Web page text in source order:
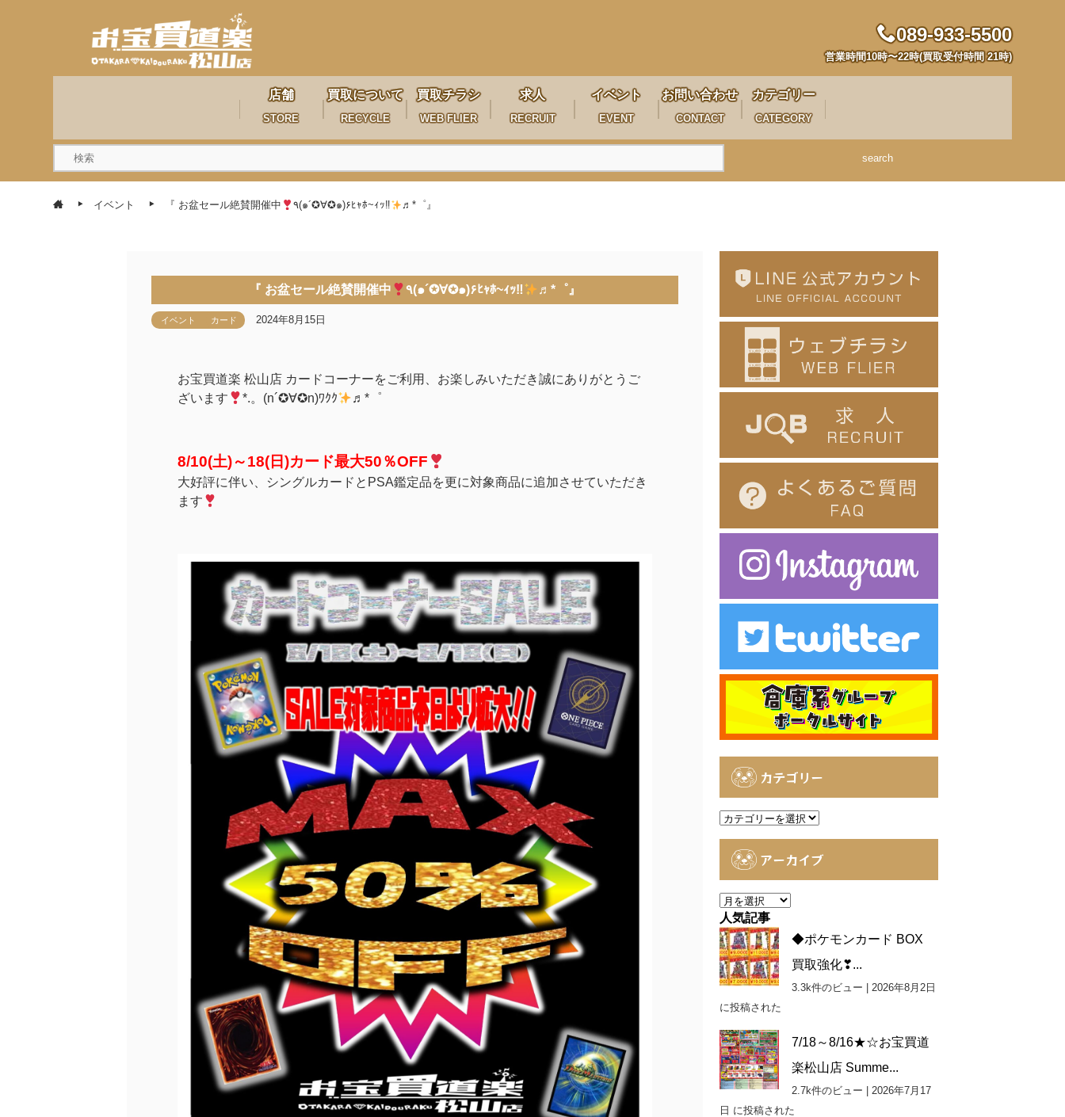
089-933-5500
営業時間10時〜22時(買取受付時間 21時)
店舗
STORE
買取について
RECYCLE
買取チラシ
WEB FLIER
求人
RECRUIT
イベント
EVENT
お問い合わせ
CONTACT
カテゴリー
CATEGORY
search
イベント 『 お盆セール絶賛開催中 ٩(๑´✪∀✪๑)۶ﾋｬﾎ~ｨｯ‼︎ ♬*゜』
『 お盆セール絶賛開催中 ٩(๑´✪∀✪๑)۶ﾋｬﾎ~ｨｯ‼︎ ♬*゜』
イベント カード 2024年8月15日
お宝買道楽 松山店 カードコーナーをご利用、お楽しみいただき誠にありがとうご
ざいます
*.。(n´✪∀✪n)ﾜｸｸ ♬*゜
8/10(土)～18(日)カード最大50％OFF
大好評に伴い、シングルカードとPSA鑑定品を更に対象商品に追加させていただき
ます
カテゴリー
カ
アーカイブ
ア
ー
カ
イ
ブ
人気記事
◆ポケモンカード BOX
買取強化❣...
3.3k件のビュー
2026年8月2日
に投稿された
7/18～8/16★☆お宝買道
楽松山店 Summe...
2.7k件のビュー
2026年7月17
日 に投稿された